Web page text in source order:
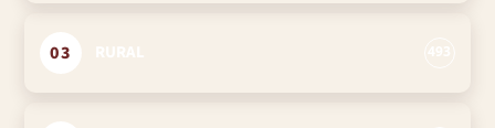
03